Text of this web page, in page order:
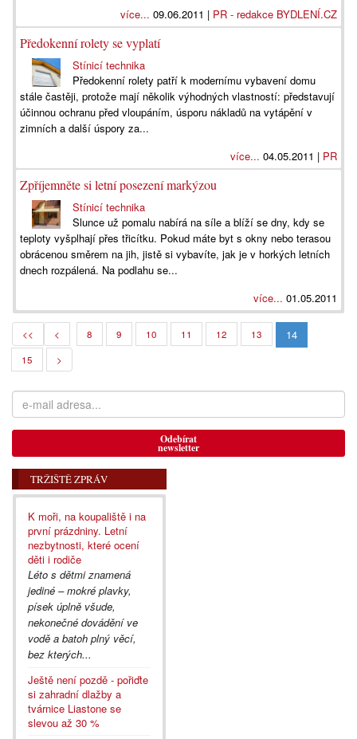
více... 09.06.2011 | PR - redakce BYDLENÍ.CZ
Předokenní rolety se vyplatí
Stínicí technika
Předokenní rolety patří k modernímu vybavení domu
stále častěji, protože mají několik výhodných vlastností: představují
účinnou ochranu před vloupáním, úsporu nákladů na vytápění v
zimních a další úspory za...
více... 04.05.2011 | PR
Zpříjemněte si letní posezení markýzou
Stínicí technika
Slunce už pomalu nabírá na síle a blíží se dny, kdy se
teploty vyšplhají přes třicítku. Pokud máte byt s okny nebo terasou
obrácenou směrem na jih, jistě si vybavíte, jak je v horkých letních
dnech rozpálená. Na podlahu se...
více... 01.05.2011
<< < 8 9 10 11 12 13 14
15 >
Odebírat
newsletter
TRŽIŠTĚ ZPRÁV
K moři, na koupaliště i na
první prázdniny. Letní
nezbytnosti, které ocení
děti i rodiče
Léto s dětmi znamená
jediné – mokré plavky,
písek úplně všude,
nekonečné dovádění ve
vodě a batoh plný věcí,
bez kterých...
Ještě není pozdě - pořiďte
si zahradní dlažby a
tvárnice Liastone se
slevou až 30 %